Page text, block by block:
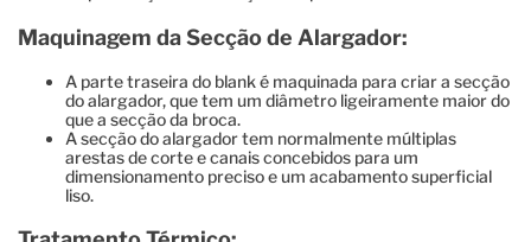
Maquinagem da Secção de Alargador:
A parte traseira do blank é maquinada para criar a secção
do alargador, que tem um diâmetro ligeiramente maior do
que a secção da broca.
A secção do alargador tem normalmente múltiplas
arestas de corte e canais concebidos para um
dimensionamento preciso e um acabamento superficial
liso.